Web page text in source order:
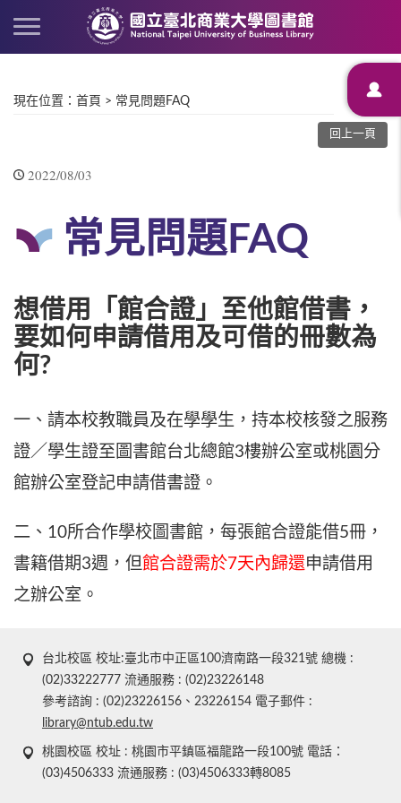
現在位置 ： 首頁 > 常見問題FAQ
回上一頁
2022/08/03
常見問題FAQ
想借用「館合證」至他館借書，
要如何申請借用及可借的冊數為
何?
一、請本校教職員及在學學生，持本校核發之服務
證／學生證至圖書館台北總館3樓辦公室或桃園分
館辦公室登記申請借書證。
二、10所合作學校圖書館，每張館合證能借5冊，
書籍借期3週，但館合證需於7天內歸還申請借用
之辦公室。
台北校區 校址:臺北市中正區100濟南路一段321號 總機 :
(02)33222777 流通服務 : (02)23226148
參考諮詢 : (02)23226156、23226154 電子郵件 :
library@ntub.edu.tw
桃園校區 校址 : 桃園市平鎮區福龍路一段100號 電話：
(03)4506333 流通服務 : (03)4506333轉8085